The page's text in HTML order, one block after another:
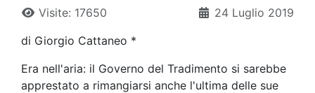
24 Luglio 2019
Visite: 17650
di Giorgio Cattaneo *
Era nell'aria: il Governo del Tradimento si sarebbe
apprestato a rimangiarsi anche l'ultima delle sue